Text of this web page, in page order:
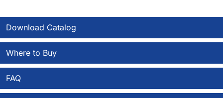
Download Catalog
Where to Buy
FAQ